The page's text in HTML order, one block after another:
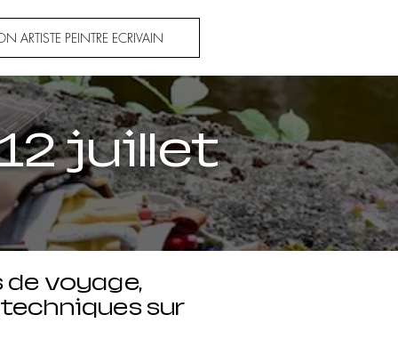
ARTISTE PEINTRE ECRIVAIN
juillet
de voyage,
techniques sur